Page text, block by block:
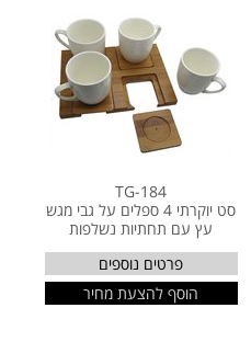
TG-184
סט יוקרתי 4 ספלים על גבי מגש
עץ עם תחתיות נשלפות
פרטים נוספים
הוסף להצעת מחיר